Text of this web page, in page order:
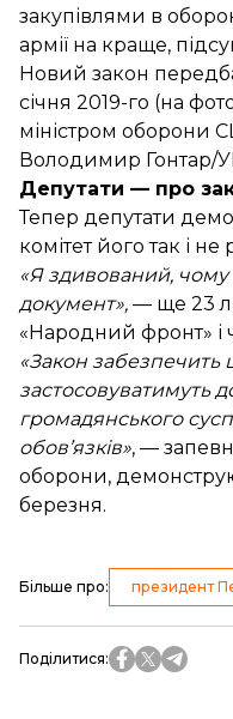
закупівлями в
армії на краще,
Новий закон
січня 2019-го (на
міністром оборони
Володимир Гонтар/
Депутати — про
Тепер депутати
комітет його так і не
«Я здивований,
документ», — ще 23
«Народний фронт» і
«Закон
застосовуватимуть
громадянського
обов’язків», —
оборони,
березня.
Більше про: президент
Поділитися: